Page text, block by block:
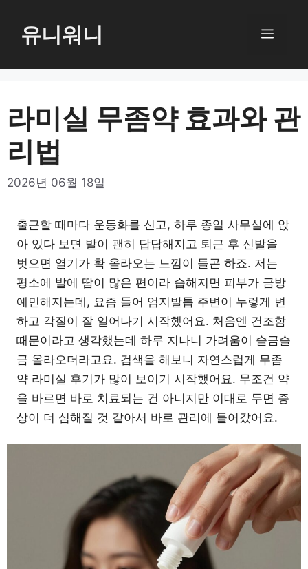
로
너
뛰
기
유니워니 메
라미실 무좀약 효과와 관
리법
2026년 06월 18일
출근할 때마다 운동화를 신고, 하루 종일 사무실에 앉
아 있다 보면 발이 괜히 답답해지고 퇴근 후 신발을
벗으면 열기가 확 올라오는 느낌이 들곤 하죠. 저는
평소에 발에 땀이 많은 편이라 습해지면 피부가 금방
예민해지는데, 요즘 들어 엄지발톱 주변이 누렇게 변
하고 각질이 잘 일어나기 시작했어요. 처음엔 건조함
때문이라고 생각했는데 하루 지나니 가려움이 슬금슬
금 올라오더라고요. 검색을 해보니 자연스럽게 무좀
약 라미실 후기가 많이 보이기 시작했어요. 무조건 약
을 바르면 바로 치료되는 건 아니지만 이대로 두면 증
상이 더 심해질 것 같아서 바로 관리에 들어갔어요.